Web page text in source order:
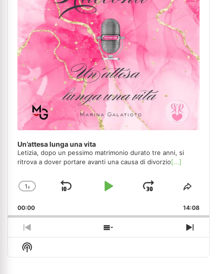
Un’attesa lunga una vita
Letizia, dopo un pessimo matrimonio durato tre anni, si
ritrova a dover portare avanti una causa di divorzio[...]
Change
Rate
1x
Skip
Play
Jump
Forward
Share
00:00 14:08
Previous
Episode
Show
Episodes
Next
Show
Podcast